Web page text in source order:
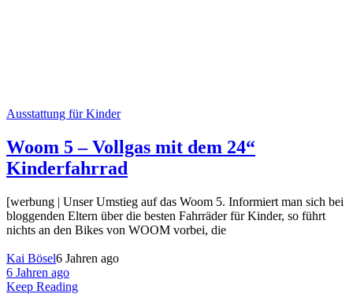
Ausstattung für Kinder
Woom 5 – Vollgas mit dem 24“
Kinderfahrrad
[werbung | Unser Umstieg auf das Woom 5. Informiert man sich bei
bloggenden Eltern über die besten Fahrräder für Kinder, so führt
nichts an den Bikes von WOOM vorbei, die
Kai Bösel6 Jahren ago
6 Jahren ago
Keep Reading